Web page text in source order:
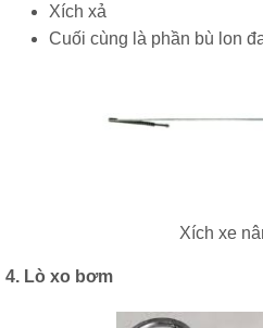
Xích xả
Cuối cùng là phần bù lon
Xích xe
4. Lò xo bơm